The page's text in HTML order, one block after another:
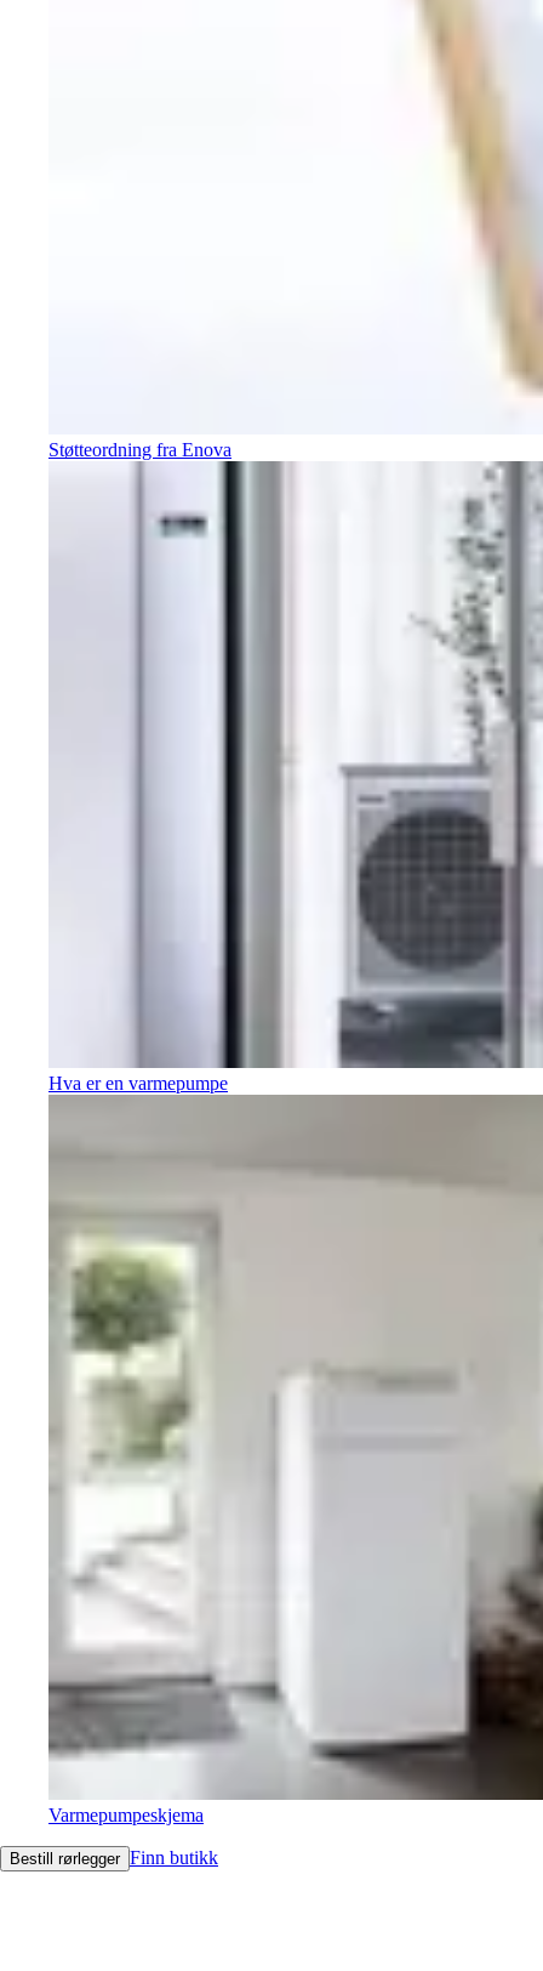
Støtteordning fra Enova
Hva er en varmepumpe
Varmepumpeskjema
Bestill rørlegger Finn butikk